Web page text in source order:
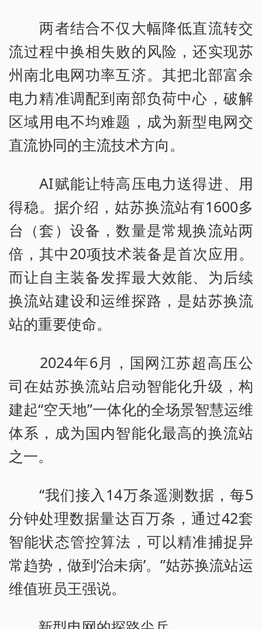
两者结合不仅大幅降低直流转交
流过程中换相失败的风险，还实现苏
州南北电网功率互济。其把北部富余
电力精准调配到南部负荷中心，破解
区域用电不均难题，成为新型电网交
直流协同的主流技术方向。
AI赋能让特高压电力送得进、用
得稳。据介绍，姑苏换流站有1600多
台（套）设备，数量是常规换流站两
倍，其中20项技术装备是首次应用。
而让自主装备发挥最大效能、为后续
换流站建设和运维探路，是姑苏换流
站的重要使命。
2024年6月，国网江苏超高压公
司在姑苏换流站启动智能化升级，构
建起“空天地”一体化的全场景智慧运维
体系，成为国内智能化最高的换流站
之一。
“我们接入14万条遥测数据，每5
分钟处理数据量达百万条，通过42套
智能状态管控算法，可以精准捕捉异
常趋势，做到‘治未病’。”姑苏换流站运
维值班员王强说。